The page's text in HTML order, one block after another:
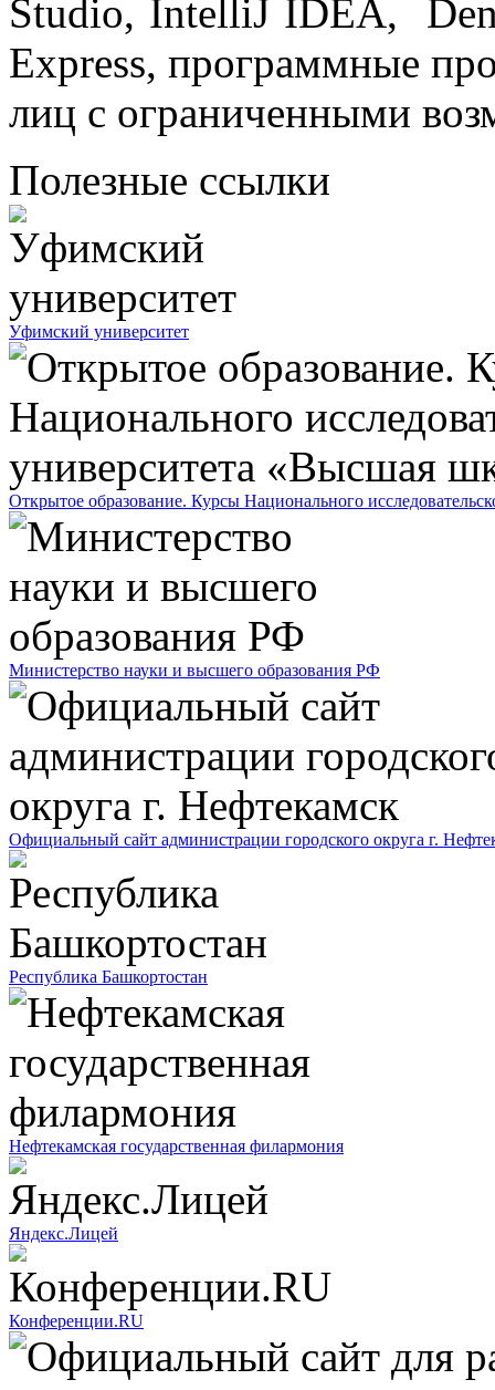
Studio, IntelliJ IDEA,
Express, программные
лиц с ограниченными
Полезные ссылки
Уфимский университет
Открытое образование. Курсы Национального
Министерство науки и высшего образования РФ
Официальный сайт администрации городского округа г.
Республика Башкортостан
Нефтекамская государственная филармония
Яндекс.Лицей
Конференции.RU